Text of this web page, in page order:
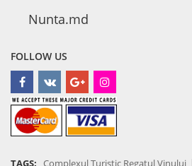
Nunta.md
FOLLOW US
TAGS: Complexul Turistic Regatul Vinului